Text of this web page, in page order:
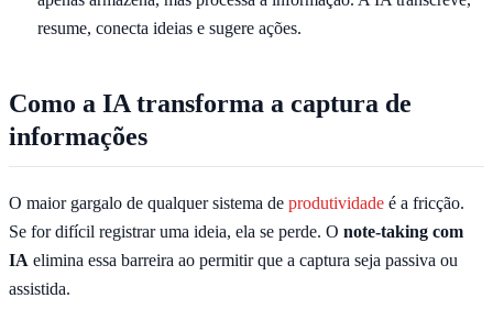
resume, conecta ideias e sugere ações.
Como a IA transforma a captura de
informações
O maior gargalo de qualquer sistema de produtividade é a fricção.
Se for difícil registrar uma ideia, ela se perde. O note-taking com
IA elimina essa barreira ao permitir que a captura seja passiva ou
assistida.